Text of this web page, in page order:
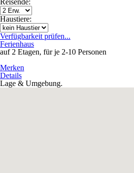
Reisende:
Haustiere:
Verfügbarkeit prüfen...
Ferienhaus
auf 2 Etagen, für je 2-10 Personen
Merken
Details
Lage & Umgebung.